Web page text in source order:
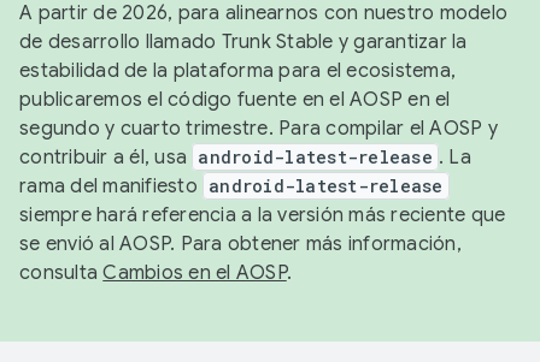
A partir de 2026, para alinearnos con nuestro modelo
de desarrollo llamado Trunk Stable y garantizar la
estabilidad de la plataforma para el ecosistema,
publicaremos el código fuente en el AOSP en el
segundo y cuarto trimestre. Para compilar el AOSP y
contribuir a él, usa android-latest-release . La
rama del manifiesto android-latest-release
siempre hará referencia a la versión más reciente que
se envió al AOSP. Para obtener más información,
consultaCambios en el AOSP.